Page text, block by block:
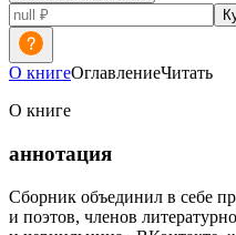
О книгеОглавлениеЧитать
О книге
аннотация
Сборник объединил в себе
и поэтов, членов